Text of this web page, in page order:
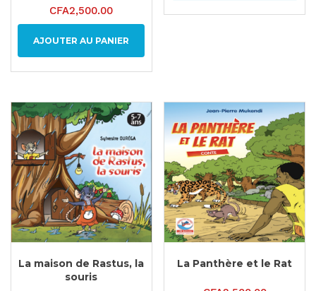
CFA2,500.00
AJOUTER AU PANIER
La maison de Rastus, la
souris
La Panthère et le Rat